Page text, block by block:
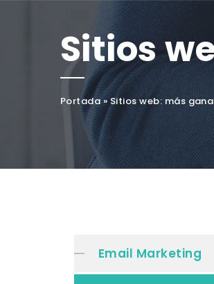
Sitios
Portada »Sitios web: más
Email Marketing